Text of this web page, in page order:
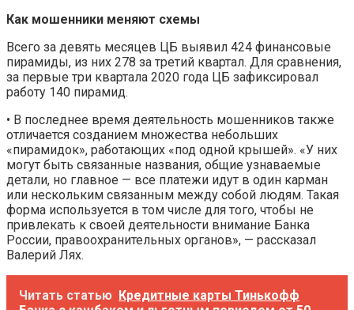
Как мошенники меняют схемы
Всего за девять месяцев ЦБ выявил 424 финансовые
пирамиды, из них 278 за третий квартал. Для сравнения,
за первые три квартала 2020 года ЦБ зафиксировал
работу 140 пирамид.
• В последнее время деятельность мошенников также
отличается созданием множества небольших
«пирамидок», работающих «под одной крышей». «У них
могут быть связанные названия, общие узнаваемые
детали, но главное — все платежи идут в один карман
или нескольким связанным между собой людям. Такая
форма используется в том числе для того, чтобы не
привлекать к своей деятельности внимание Банка
России, правоохранительных органов», — рассказал
Валерий Лях.
Читать статью Кредитные карты Тинькофф